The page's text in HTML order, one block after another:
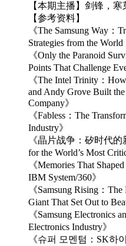
【本期主播】剑锋，寒
【参考资料】
《The Samsung Way：
Strategies from the
《Only the Paranoid
Points That Challenge
《The Intel Trinity：
and Andy Grove Built
Company》
《Fabless：The
Industry》
《晶片战争：矽时代
for the World’s Most
《Memories That
IBM System/360》
《Samsung Rising：
Giant That Set Out to
《Samsung Electronics
Electronics Industry》
《슈퍼 모멘텀：SK하